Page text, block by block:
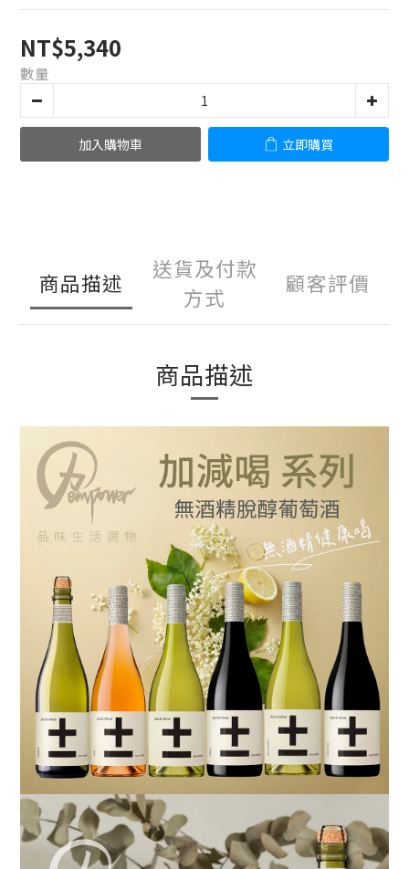
NT$5,340
數量
加入購物車 立即購買
商品描述
送貨及付款
方式
顧客評價
商品描述